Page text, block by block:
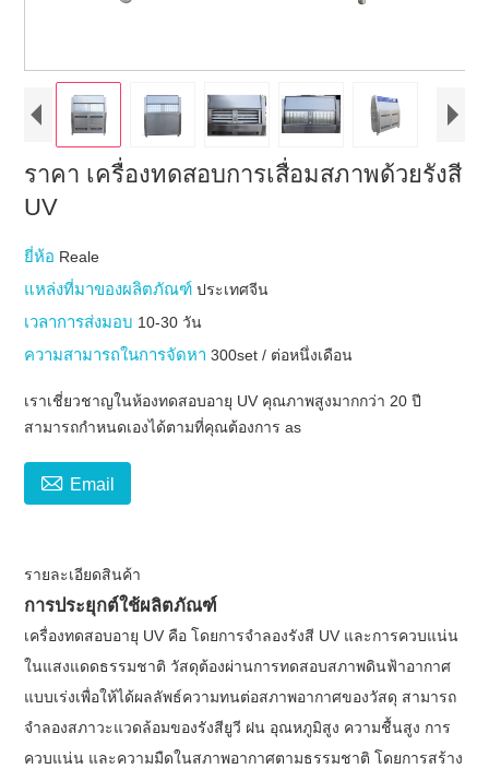
ราคา เครื่องทดสอบการเสื่อมสภาพด้วยรังสี
UV
ยี่ห้อ Reale
แหล่งที่มาของผลิตภัณฑ์ประเทศจีน
เวลาการส่งมอบ 10-30 วัน
ความสามารถในการจัดหา300set / ต่อหนึ่งเดือน
เราเชี่ยวชาญในห้องทดสอบอายุ UV คุณภาพสูงมากกว่า 20 ปี
สามารถกำหนดเองได้ตามที่คุณต้องการ as
 Email
รายละเอียดสินค้า
การประยุกต์ใช้ผลิตภัณฑ์
เครื่องทดสอบอายุ UV คือ โดยการจำลองรังสี UV และการควบแน่น
ในแสงแดดธรรมชาติ วัสดุต้องผ่านการทดสอบสภาพดินฟ้าอากาศ
แบบเร่งเพื่อให้ได้ผลลัพธ์ความทนต่อสภาพอากาศของวัสดุ สามารถ
จำลองสภาวะแวดล้อมของรังสียูวี ฝน อุณหภูมิสูง ความชื้นสูง การ
ควบแน่น และความมืดในสภาพอากาศตามธรรมชาติ โดยการสร้าง